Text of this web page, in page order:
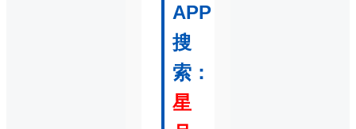
APP
搜
索：
星